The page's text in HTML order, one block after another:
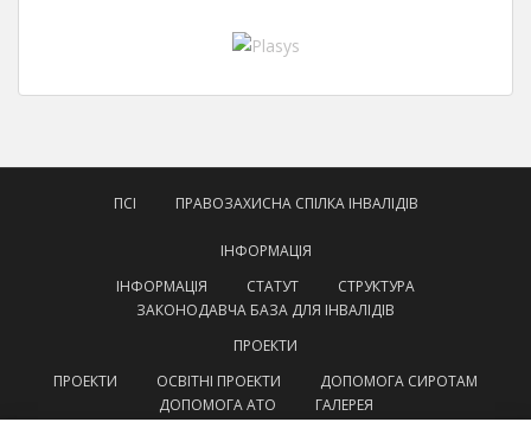
ПСІ ПРАВОЗАХИСНА СПІЛКА ІНВАЛІДІВ
ІНФОРМАЦІЯ
ІНФОРМАЦІЯ
СТАТУТ
СТРУКТУРА
ЗАКОНОДАВЧА БАЗА ДЛЯ ІНВАЛІДІВ
ПРОЕКТИ
ПРОЕКТИ
ОСВІТНІ ПРОЕКТИ
ДОПОМОГА СИРОТАМ
ДОПОМОГА АТО
ГАЛЕРЕЯ